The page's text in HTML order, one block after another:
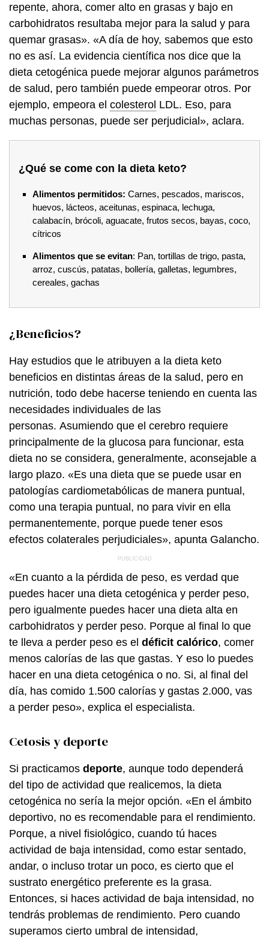
repente, ahora, comer alto en grasas y bajo en
carbohidratos resultaba mejor para la salud y para
quemar grasas». «A día de hoy, sabemos que esto
no es así. La evidencia científica nos dice que la
dieta cetogénica puede mejorar algunos parámetros
de salud, pero también puede empeorar otros. Por
ejemplo, empeora el colesterol LDL. Eso, para
muchas personas, puede ser perjudicial», aclara.
¿Qué se come con la dieta keto?
Alimentos permitidos: Carnes, pescados, mariscos,
huevos, lácteos, aceitunas, espinaca, lechuga,
calabacín, brócoli, aguacate, frutos secos, bayas, coco,
cítricos
Alimentos que se evitan: Pan, tortillas de trigo, pasta,
arroz, cuscús, patatas, bollería, galletas, legumbres,
cereales, gachas
¿Beneficios?
Hay estudios que le atribuyen a la dieta keto
beneficios en distintas áreas de la salud, pero en
nutrición, todo debe hacerse teniendo en cuenta las
necesidades individuales de las
personas. Asumiendo que el cerebro requiere
principalmente de la glucosa para funcionar, esta
dieta no se considera, generalmente, aconsejable a
largo plazo. «Es una dieta que se puede usar en
patologías cardiometabólicas de manera puntual,
como una terapia puntual, no para vivir en ella
permanentemente, porque puede tener esos
efectos colaterales perjudiciales», apunta Galancho.
«En cuanto a la pérdida de peso, es verdad que
puedes hacer una dieta cetogénica y perder peso,
pero igualmente puedes hacer una dieta alta en
carbohidratos y perder peso. Porque al final lo que
te lleva a perder peso es el déficit calórico, comer
menos calorías de las que gastas. Y eso lo puedes
hacer en una dieta cetogénica o no. Si, al final del
día, has comido 1.500 calorías y gastas 2.000, vas
a perder peso», explica el especialista.
Cetosis y deporte
Si practicamos deporte, aunque todo dependerá
del tipo de actividad que realicemos, la dieta
cetogénica no sería la mejor opción. «En el ámbito
deportivo, no es recomendable para el rendimiento.
Porque, a nivel fisiológico, cuando tú haces
actividad de baja intensidad, como estar sentado,
andar, o incluso trotar un poco, es cierto que el
sustrato energético preferente es la grasa.
Entonces, si haces actividad de baja intensidad, no
tendrás problemas de rendimiento. Pero cuando
superamos cierto umbral de intensidad,